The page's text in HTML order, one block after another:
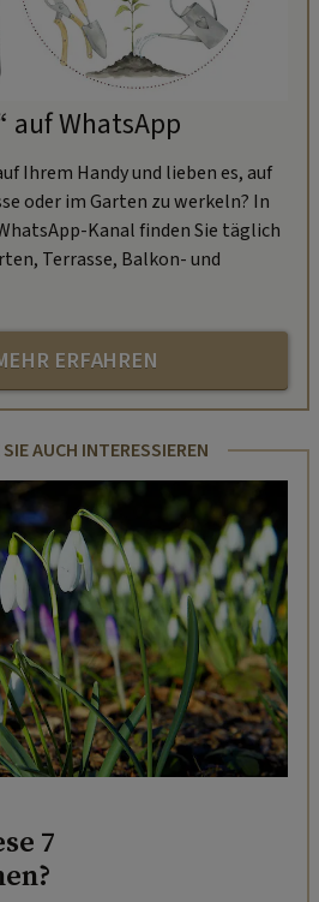
auf WhatsApp
Ihrem Handy und lieben es, auf
oder im Garten zu werkeln? In
Kanal finden Sie täglich
Terrasse, Balkon- und
ERFAHREN
AUCH INTERESSIEREN
7